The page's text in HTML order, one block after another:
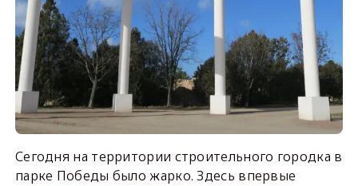
Сегодня на территории строительного городка в
парке Победы было жарко. Здесь впервые